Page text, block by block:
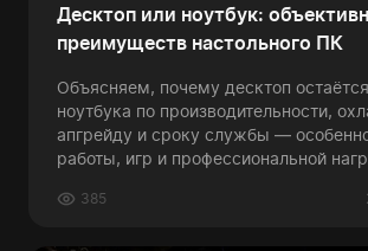
Десктоп или ноутбук:
преимуществ настольного ПК
Объясняем, почему десктоп
ноутбука по производительности,
апгрейду и сроку службы —
работы, игр и профессиональной
385